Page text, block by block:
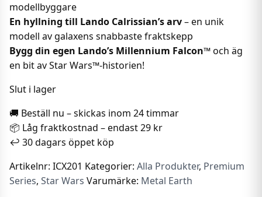
modellbyggare
En hyllning till Lando Calrissian’s arv– en unik
modell av galaxens snabbaste fraktskepp
Bygg din egen Lando’s Millennium Falcon™och äg
en bit av Star Wars™-historien!
Slut i lager
🚚 Beställ nu – skickas inom 24 timmar
📦 Låg fraktkostnad – endast 29 kr
↩️ 30 dagars öppet köp
Artikelnr: ICX201 Kategorier: Alla Produkter, Premium
Series, Star Wars Varumärke: Metal Earth